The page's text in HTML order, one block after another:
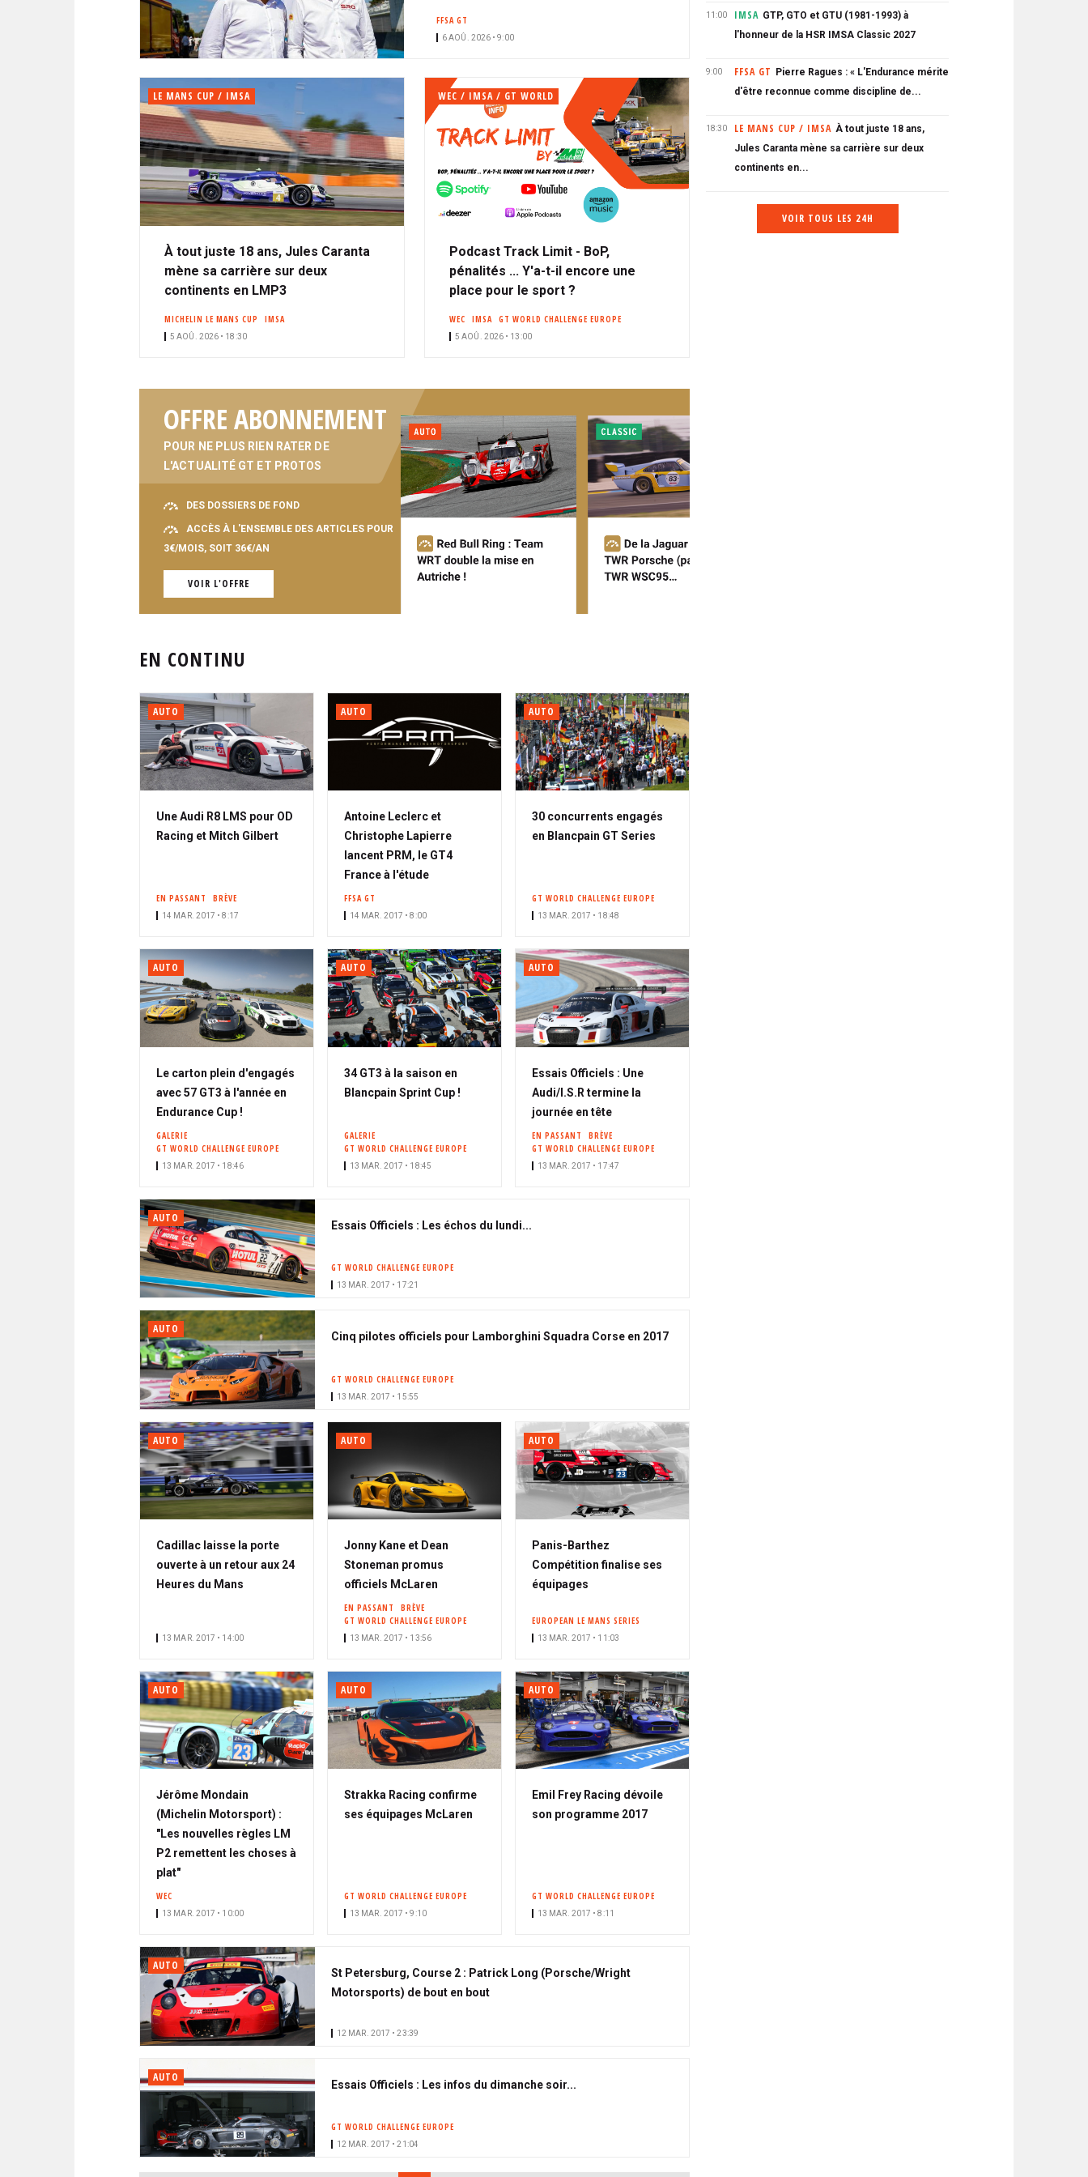
P
A
L
E
N
é
FFSA GT
6 AOÛ. 2026 • 9:00
LE MANS CUP / IMSA
À tout juste 18 ans, Jules Caranta
mène sa carrière sur deux
continents en LMP3
MICHELIN LE MANS CUP IMSA
5 AOÛ. 2026 • 18:30
WEC / IMSA / GT WORLD
Podcast Track Limit - BoP,
pénalités ... Y'a-t-il encore une
place pour le sport ?
WEC IMSA GT WORLD CHALLENGE EUROPE
5 AOÛ. 2026 • 13:00
OFFRE ABONNEMENT
POUR NE PLUS RIEN RATER DE
L'ACTUALITÉ GT ET PROTOS
DES DOSSIERS DE FOND
ACCÈS À L'ENSEMBLE DES ARTICLES POUR
3€/MOIS, SOIT 36€/AN
VOIR L'OFFRE
EN CONTINU
AUTO
Une Audi R8 LMS pour OD
Racing et Mitch Gilbert
EN PASSANT BRÈVE
14 MAR. 2017 • 8:17
AUTO
Antoine Leclerc et
Christophe Lapierre
lancent PRM, le GT4
France à l'étude
FFSA GT
14 MAR. 2017 • 8:00
AUTO
30 concurrents engagés
en Blancpain GT Series
GT WORLD CHALLENGE EUROPE
13 MAR. 2017 • 18:48
AUTO
Le carton plein d'engagés
avec 57 GT3 à l'année en
Endurance Cup !
GALERIE
GT WORLD CHALLENGE EUROPE
13 MAR. 2017 • 18:46
AUTO
34 GT3 à la saison en
Blancpain Sprint Cup !
GALERIE
GT WORLD CHALLENGE EUROPE
13 MAR. 2017 • 18:45
AUTO
Essais Officiels : Une
Audi/I.S.R termine la
journée en tête
EN PASSANT
BRÈVE
GT WORLD CHALLENGE EUROPE
13 MAR. 2017 • 17:47
AUTO
Essais Officiels : Les échos du lundi...
GT WORLD CHALLENGE EUROPE
13 MAR. 2017 • 17:21
AUTO
Cinq pilotes officiels pour Lamborghini Squadra Corse en 2017
GT WORLD CHALLENGE EUROPE
13 MAR. 2017 • 15:55
AUTO
Cadillac laisse la porte
ouverte à un retour aux 24
Heures du Mans
13 MAR. 2017 • 14:00
AUTO
Jonny Kane et Dean
Stoneman promus
officiels McLaren
EN PASSANT
BRÈVE
GT WORLD CHALLENGE EUROPE
13 MAR. 2017 • 13:56
AUTO
Panis-Barthez
Compétition finalise ses
équipages
EUROPEAN LE MANS SERIES
13 MAR. 2017 • 11:03
AUTO
Jérôme Mondain
(Michelin Motorsport) :
"Les nouvelles règles LM
P2 remettent les choses à
plat"
WEC
13 MAR. 2017 • 10:00
AUTO
Strakka Racing confirme
ses équipages McLaren
GT WORLD CHALLENGE EUROPE
13 MAR. 2017 • 9:10
AUTO
Emil Frey Racing dévoile
son programme 2017
GT WORLD CHALLENGE EUROPE
13 MAR. 2017 • 8:11
AUTO
St Petersburg, Course 2 : Patrick Long (Porsche/Wright
Motorsports) de bout en bout
12 MAR. 2017 • 23:39
AUTO
Essais Officiels : Les infos du dimanche soir...
GT WORLD CHALLENGE EUROPE
12 MAR. 2017 • 21:04
11:00 IMSA GTP, GTO et GTU (1981-1993) à
l'honneur de la HSR IMSA Classic 2027
9:00 FFSA GT Pierre Ragues : « L'Endurance mérite
d'être reconnue comme discipline de...
18:30 LE MANS CUP / IMSA À tout juste 18 ans,
Jules Caranta mène sa carrière sur deux
continents en...
VOIR TOUS LES 24H